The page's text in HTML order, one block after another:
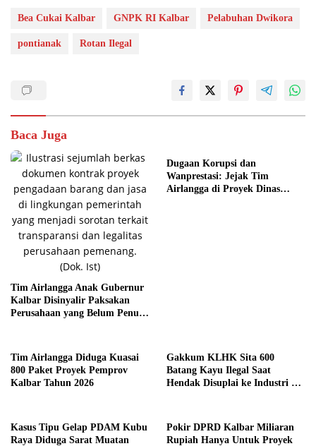
Bea Cukai Kalbar GNPK RI Kalbar Pelabuhan Dwikora
pontianak Rotan Ilegal
Baca Juga
Tim Airlangga Anak Gubernur
Kalbar Disinyalir Paksakan
Perusahaan yang Belum Penuhi
Dugaan Korupsi dan
Wanprestasi: Jejak Tim
Airlangga di Proyek Dinas
Tim Airlangga Diduga Kuasai
800 Paket Proyek Pemprov
Kalbar Tahun 2026
Gakkum KLHK Sita 600
Batang Kayu Ilegal Saat
Hendak Disuplai ke Industri di
Kasus Tipu Gelap PDAM Kubu
Raya Diduga Sarat Muatan
Pokir DPRD Kalbar Miliaran
Rupiah Hanya Untuk Proyek